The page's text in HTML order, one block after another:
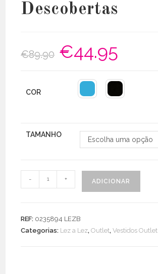
Descobertas
€89.90
O
preço
original
€44.95
COR
TAMANHO
Escolha uma opção
Quantidade
de
Sobreposição
- + ADICIONAR
REF: 0235894 LEZB
Categorias: Lez a Lez,Outlet,Vestidos Outlet